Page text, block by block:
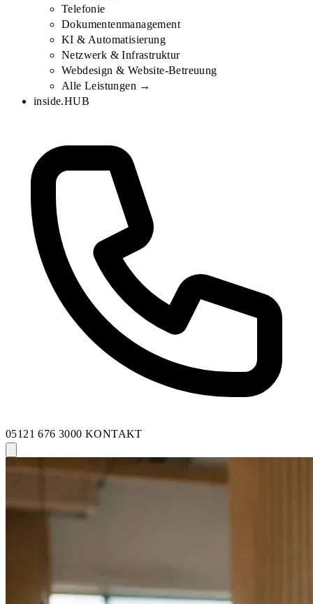
Telefonie
Dokumentenmanagement
KI & Automatisierung
Netzwerk & Infrastruktur
Webdesign & Website-Betreuung
Alle Leistungen →
inside.HUB
05121 676 3000KONTAKT